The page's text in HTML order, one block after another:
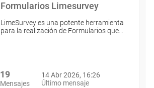
Formularios Limesurvey
LimeSurvey es una potente herramienta
para la realización de Formularios que…
19
Mensajes
14 Abr 2026, 16:26
Último mensaje